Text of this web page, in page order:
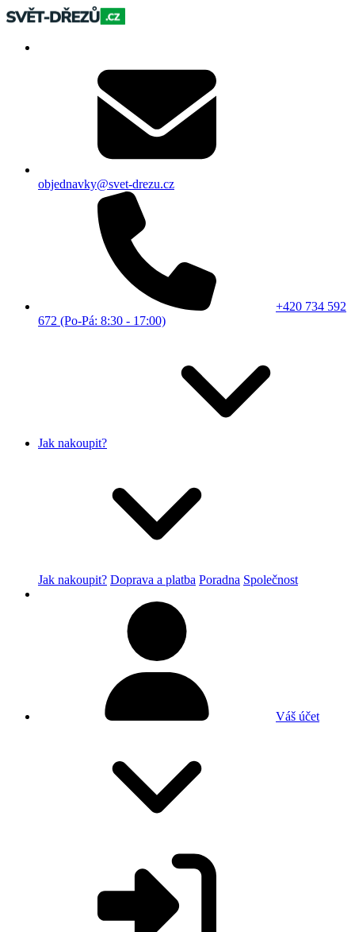
objednavky@svet-drezu.cz
+420 734 592
672 (Po-Pá: 8:30 - 17:00)
Jak nakoupit?
Jak nakoupit? Doprava a platba Poradna Společnost
Váš účet